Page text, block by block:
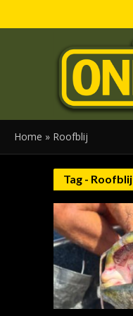
Home » Roofblij
Tag - Roofblij